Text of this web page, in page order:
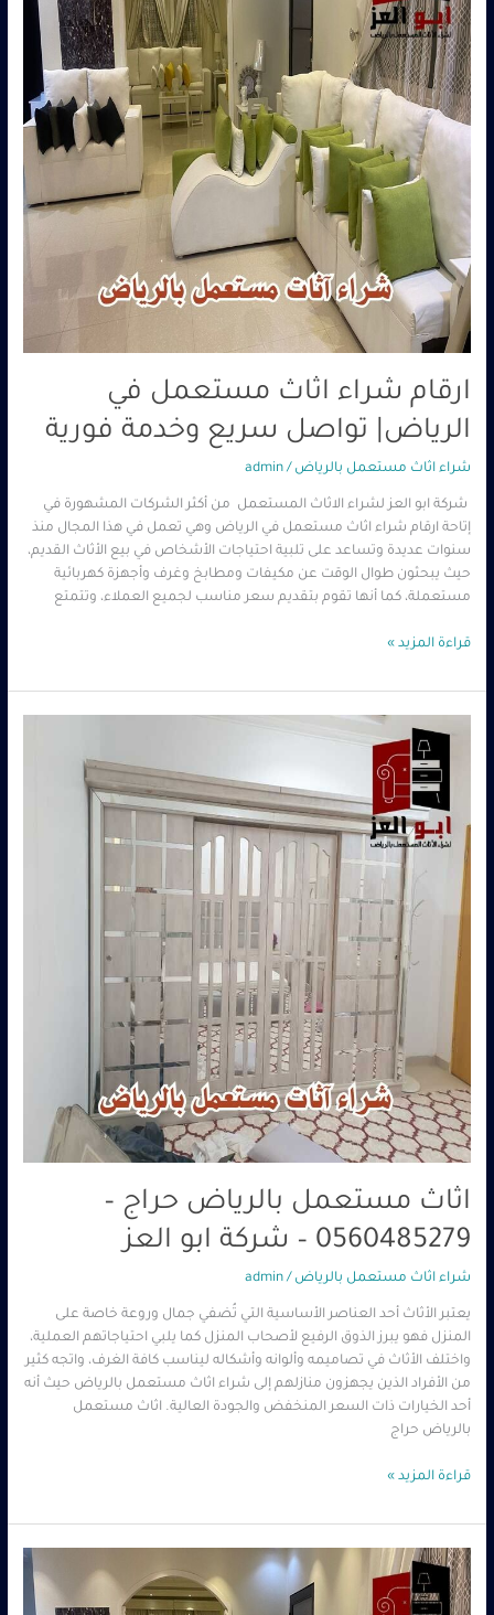
ارقام شراء اثاث مستعمل في
الرياض| تواصل سريع وخدمة فورية
شراء اثاث مستعمل بالرياض /
admin
شركة ابو العز لشراء الاثاث المستعمل من أكثر الشركات المشهورة في
إتاحة ارقام شراء اثاث مستعمل في الرياض وهي تعمل في هذا المجال منذ
سنوات عديدة وتساعد على تلبية احتياجات الأشخاص في بيع الأثاث القديم،
حيث يبحثون طوال الوقت عن مكيفات ومطابخ وغرف وأجهزة كهربائية
مستعملة، كما أنها تقوم بتقديم سعر مناسب لجميع العملاء، وتتمتع
في
الرياض|
تواصل
سريع
وخدمة
فورية
قراءة المزيد »
اثاث مستعمل بالرياض حراج –
0560485279 – شركة ابو العز
شراء اثاث مستعمل بالرياض /
admin
يعتبر الأثاث أحد العناصر الأساسية التي تُضفي جمال وروعة خاصة على
المنزل فهو يبرز الذوق الرفيع لأصحاب المنزل كما يلبي احتياجاتهم العملية،
واختلف الأثاث في تصاميمه وألوانه وأشكاله ليناسب كافة الغرف، واتجه كثير
من الأفراد الذين يجهزون منازلهم إلى شراء اثاث مستعمل بالرياض حيث أنه
أحد الخيارات ذات السعر المنخفض والجودة العالية. اثاث مستعمل
بالرياض حراج
مستعمل
بالرياض
0560485279
–
شركة
ابو
العز
قراءة المزيد »
شراء
اثاث
مستعمل